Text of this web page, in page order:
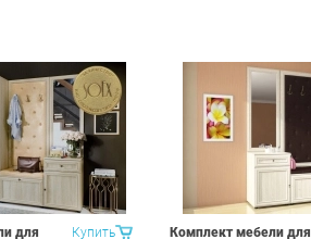
Купить
для Комплект мебели для